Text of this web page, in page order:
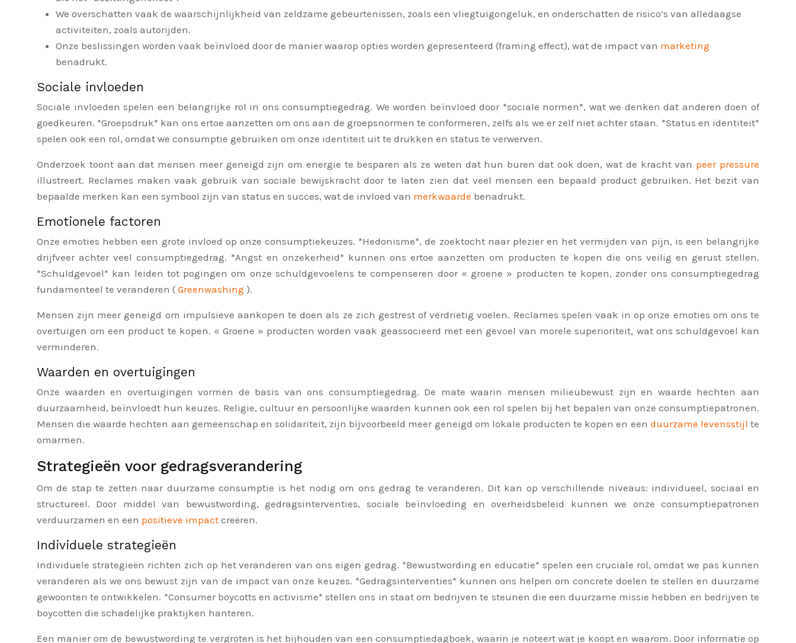
We overschatten vaak de waarschijnlijkheid van zeldzame gebeurtenissen, zoals een vliegtuigongeluk, en onderschatten de risico’s van alledaagse
activiteiten, zoals autorijden.
Onze beslissingen worden vaak beïnvloed door de manier waarop opties worden gepresenteerd (framing effect), wat de impact van marketing
benadrukt.
Sociale invloeden
Sociale invloeden spelen een belangrijke rol in ons consumptiegedrag. We worden beïnvloed door *sociale normen*, wat we denken dat anderen doen of
goedkeuren. *Groepsdruk* kan ons ertoe aanzetten om ons aan de groepsnormen te conformeren, zelfs als we er zelf niet achter staan. *Status en identiteit*
spelen ook een rol, omdat we consumptie gebruiken om onze identiteit uit te drukken en status te verwerven.
Onderzoek toont aan dat mensen meer geneigd zijn om energie te besparen als ze weten dat hun buren dat ook doen, wat de kracht van peer pressure
illustreert. Reclames maken vaak gebruik van sociale bewijskracht door te laten zien dat veel mensen een bepaald product gebruiken. Het bezit van
bepaalde merken kan een symbool zijn van status en succes, wat de invloed van merkwaarde benadrukt.
Emotionele factoren
Onze emoties hebben een grote invloed op onze consumptiekeuzes. *Hedonisme*, de zoektocht naar plezier en het vermijden van pijn, is een belangrijke
drijfveer achter veel consumptiegedrag. *Angst en onzekerheid* kunnen ons ertoe aanzetten om producten te kopen die ons veilig en gerust stellen.
*Schuldgevoel* kan leiden tot pogingen om onze schuldgevoelens te compenseren door « groene » producten te kopen, zonder ons consumptiegedrag
fundamenteel te veranderen ( Greenwashing ).
Mensen zijn meer geneigd om impulsieve aankopen te doen als ze zich gestrest of verdrietig voelen. Reclames spelen vaak in op onze emoties om ons te
overtuigen om een product te kopen. « Groene » producten worden vaak geassocieerd met een gevoel van morele superioriteit, wat ons schuldgevoel kan
verminderen.
Waarden en overtuigingen
Onze waarden en overtuigingen vormen de basis van ons consumptiegedrag. De mate waarin mensen milieubewust zijn en waarde hechten aan
duurzaamheid, beïnvloedt hun keuzes. Religie, cultuur en persoonlijke waarden kunnen ook een rol spelen bij het bepalen van onze consumptiepatronen.
Mensen die waarde hechten aan gemeenschap en solidariteit, zijn bijvoorbeeld meer geneigd om lokale producten te kopen en een duurzame levensstijlte
omarmen.
Strategieën voor gedragsverandering
Om de stap te zetten naar duurzame consumptie is het nodig om ons gedrag te veranderen. Dit kan op verschillende niveaus: individueel, sociaal en
structureel. Door middel van bewustwording, gedragsinterventies, sociale beïnvloeding en overheidsbeleid kunnen we onze consumptiepatronen
verduurzamen en een positieve impact creëren.
Individuele strategieën
Individuele strategieën richten zich op het veranderen van ons eigen gedrag. *Bewustwording en educatie* spelen een cruciale rol, omdat we pas kunnen
veranderen als we ons bewust zijn van de impact van onze keuzes. *Gedragsinterventies* kunnen ons helpen om concrete doelen te stellen en duurzame
gewoonten te ontwikkelen. *Consumer boycotts en activisme* stellen ons in staat om bedrijven te steunen die een duurzame missie hebben en bedrijven te
boycotten die schadelijke praktijken hanteren.
Een manier om de bewustwording te vergroten is het bijhouden van een consumptiedagboek, waarin je noteert wat je koopt en waarom. Door informatie op